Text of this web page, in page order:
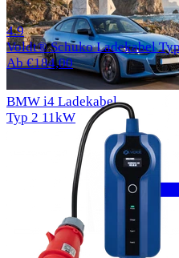
BMW i4 Ladekabel
Typ 2 11kW
4.91000 Bewertungen
Voldt® Schuko Ladekabel
Ab €184,00